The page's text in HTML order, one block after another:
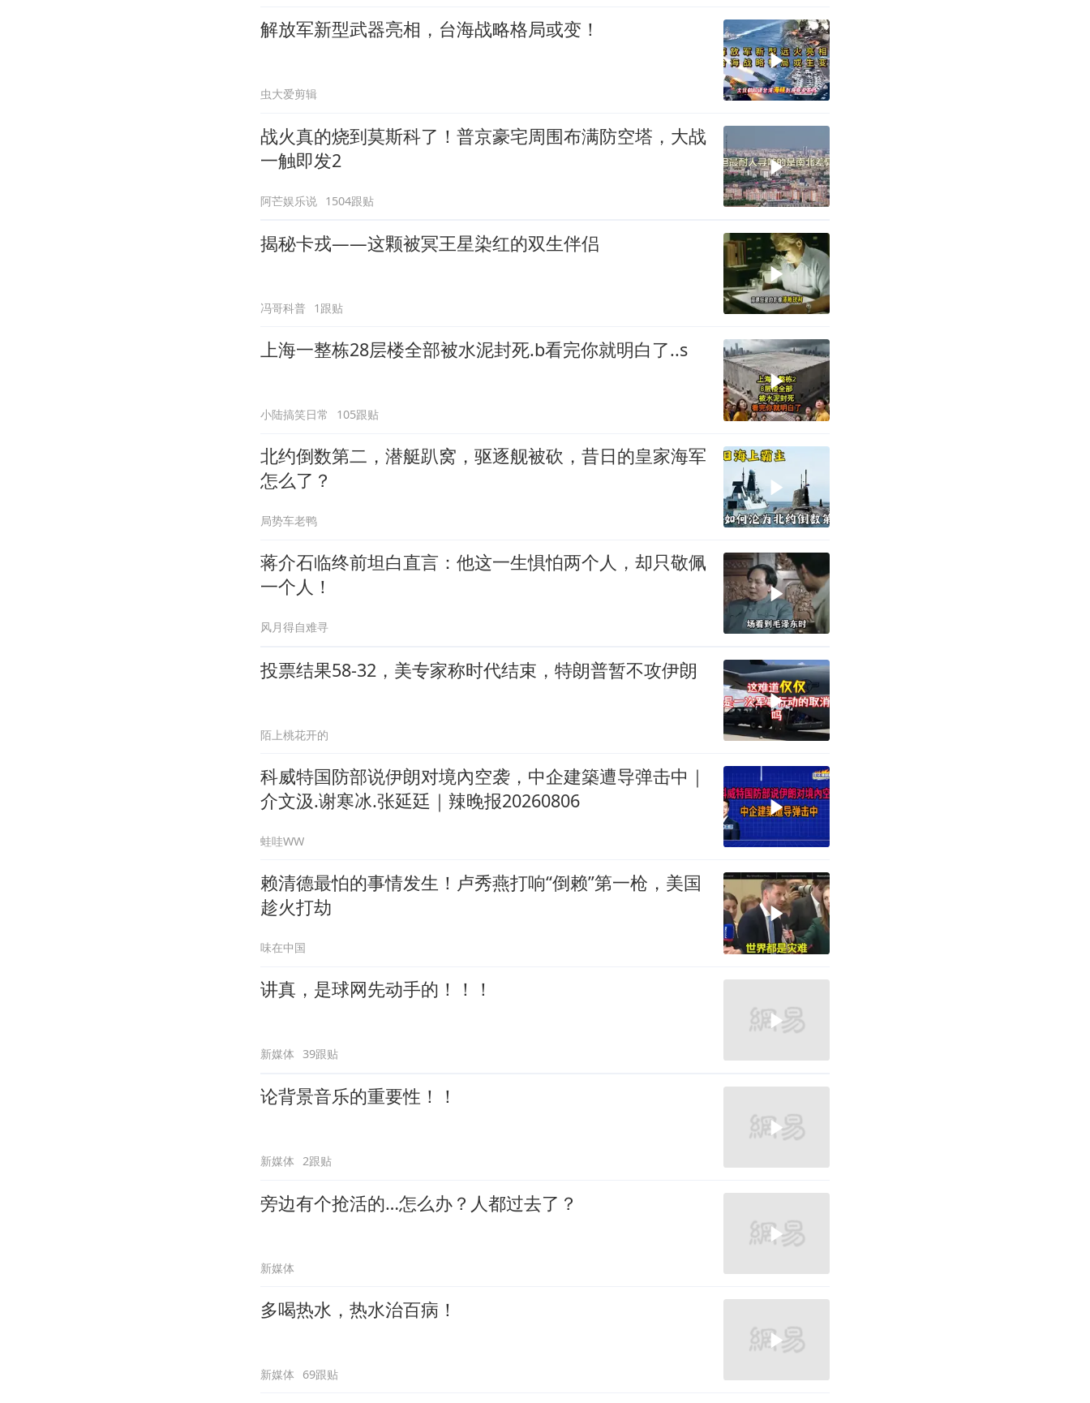
解放军新型武器亮相，台海战略格局或变！
虫大爱剪辑
战火真的烧到莫斯科了！普京豪宅周围布满防空塔，大战
一触即发2
阿芒娱乐说 1504跟贴
揭秘卡戎——这颗被冥王星染红的双生伴侣
冯哥科普 1跟贴
上海一整栋28层楼全部被水泥封死.b看完你就明白了..s
小陆搞笑日常 105跟贴
北约倒数第二，潜艇趴窝，驱逐舰被砍，昔日的皇家海军
怎么了？
局势车老鸭
蒋介石临终前坦白直言：他这一生惧怕两个人，却只敬佩
一个人！
风月得自难寻
投票结果58-32，美专家称时代结束，特朗普暂不攻伊朗
陌上桃花开的
科威特国防部说伊朗对境內空袭，中企建築遭导弹击中｜
介文汲.谢寒冰.张延廷｜辣晚报20260806
蛙哇WW
赖清德最怕的事情发生！卢秀燕打响“倒赖”第一枪，美国
趁火打劫
味在中国
讲真，是球网先动手的！！！
新媒体 39跟贴
论背景音乐的重要性！！
新媒体 2跟贴
旁边有个抢活的…怎么办？人都过去了？
新媒体
多喝热水，热水治百病！
新媒体 69跟贴